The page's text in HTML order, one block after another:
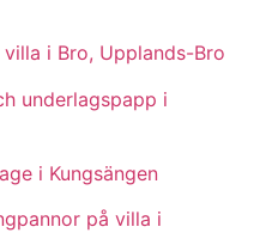
i Bro, Upplands-Bro
underlagspapp i
i Kungsängen
på villa i